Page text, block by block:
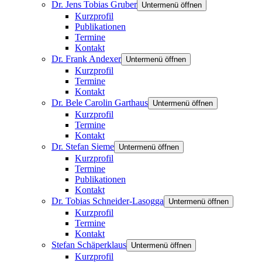
Dr. Jens Tobias Gruber Untermenü öffnen
Kurzprofil
Publikationen
Termine
Kontakt
Dr. Frank Andexer Untermenü öffnen
Kurzprofil
Termine
Kontakt
Dr. Bele Carolin Garthaus Untermenü öffnen
Kurzprofil
Termine
Kontakt
Dr. Stefan Sieme Untermenü öffnen
Kurzprofil
Termine
Publikationen
Kontakt
Dr. Tobias Schneider-Lasogga
Untermenü öffnen
Kurzprofil
Termine
Kontakt
Stefan Schäperklaus Untermenü öffnen
Kurzprofil